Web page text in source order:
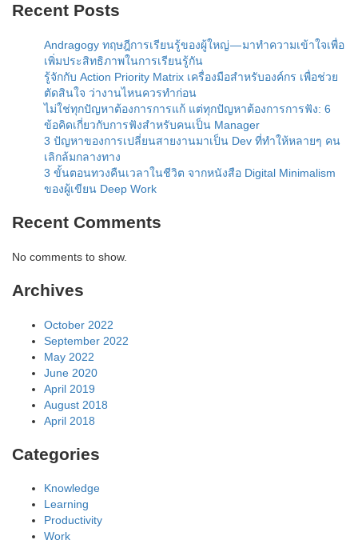
Recent Posts
Andragogy ทฤษฎีการเรียนรู้ของผู้ใหญ่ — มาทำความเข้าใจเพื่อ
เพิ่มประสิทธิภาพในการเรียนรู้กัน
รู้จักกับ Action Priority Matrix เครื่องมือสำหรับองค์กร เพื่อช่วย
ตัดสินใจ ว่างานไหนควรทำก่อน
ไม่ใช่ทุกปัญหาต้องการการแก้ แต่ทุกปัญหาต้องการการฟัง: 6
ข้อคิดเกี่ยวกับการฟังสำหรับคนเป็น Manager
3 ปัญหาของการเปลี่ยนสายงานมาเป็น Dev ที่ทำให้หลายๆ คน
เลิกล้มกลางทาง
3 ขั้นตอนทวงคืนเวลาในชีวิต จากหนังสือ Digital Minimalism
ของผู้เขียน Deep Work
Recent Comments
No comments to show.
Archives
October 2022
September 2022
May 2022
June 2020
April 2019
August 2018
April 2018
Categories
Knowledge
Learning
Productivity
Work